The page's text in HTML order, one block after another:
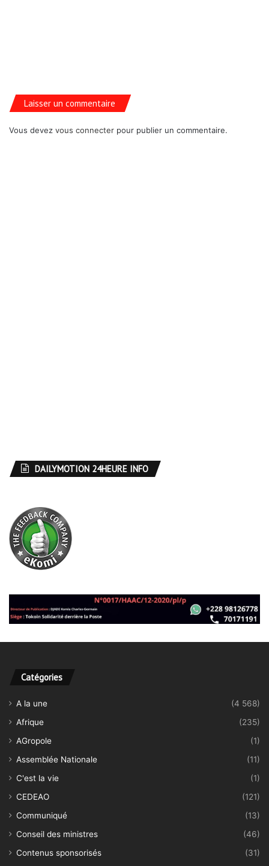
Laisser un commentaire
Vous devez vous connecter pour publier un commentaire.
DAILYMOTION 24HEURE INFO
Catégories
A la une
(4 568)
Afrique
(235)
AGropole
(1)
Assemblée Nationale
(11)
C'est la vie
(1)
CEDEAO
(121)
Communiqué
(13)
Conseil des ministres
(46)
Contenus sponsorisés
(31)